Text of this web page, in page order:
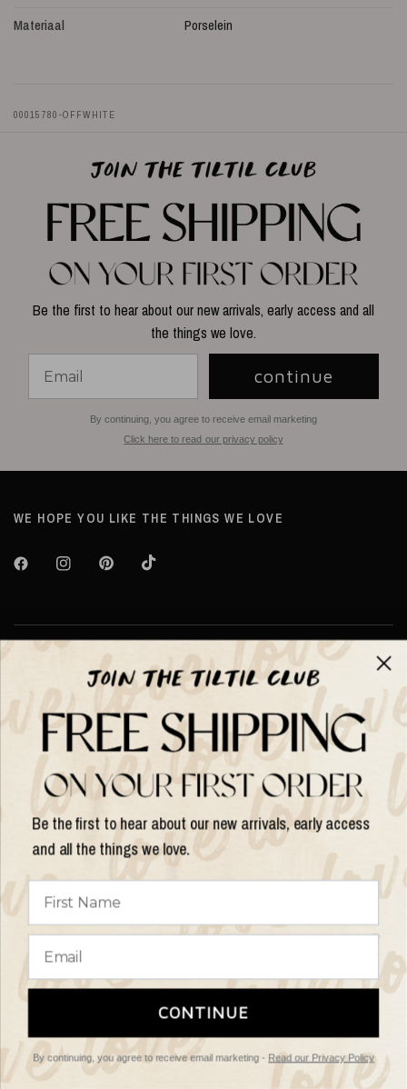
Materiaal
Porselein
00015780-OFFWHITE
Be the first to hear about our new arrivals, early access and all
the things we love.
continue
By continuing, you agree to receive email marketing
Click here to read our privacy policy
WE HOPE YOU LIKE THE THINGS WE LOVE
Over TILTIL
Help
Shop op
bijwerken
© 2026 Things I Like Things I Love, All rights reserved.
Be the first to hear about our new arrivals, early access
and all the things we love.
CONTINUE
By continuing, you agree to receive email marketing - Read our Privacy Policy